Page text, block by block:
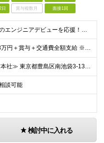
日 賞与複数月 面接1回
＼＼未経験からのエンジニアデビューを応援！／／ ★完全未経験OK ★学歴不問 ★第二新卒歓迎 実際に、元ミュージシャンや調理師など、 異業種から転職した先輩も活躍中♪ 10名ほどのチーム体制で、分
月給23万円～48万円＋賞与＋交通費全額支給 ※経験・能力・スキルを考慮して決定します。 ※地方から上京される方には、上京支援金の支給もあります。 ※上記月給には固定残業代（15時間～20時間分／2
東京本社 ≪東京本社≫ 東京都豊島区南池袋3-13-8 ホウエイビル9F ★経験者はフルリモート/リモート可 ★通院による早出や遅出にも柔軟に対応 ★池袋駅より徒歩5分の好アクセス ★未経験の方は
談可能
検討中に入れる